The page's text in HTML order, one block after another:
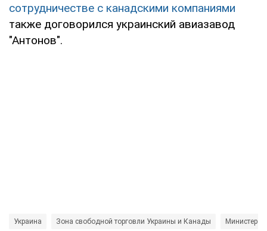
сотрудничестве с канадскими компаниями
также договорился украинский авиазавод
"Антонов".
Украина Зона свободной торговли Украины и Канады